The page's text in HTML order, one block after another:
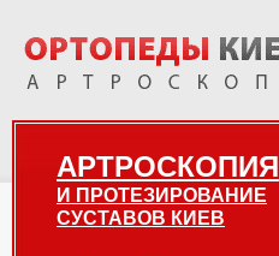
АРТРОСКОПИЯ
И ПРОТЕЗИРОВАНИЕ
СУСТАВОВ КИЕВ